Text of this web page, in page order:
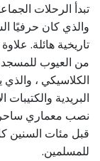
تبدأ الرحلات
والذي كان حرفيًا
تاريخية هائلة.
من العيوب للمسجد
الكلاسيكي ،
البريدية والكتيبات
نصب معماري ساحر
قبل مئات السنين
للمسلمين.